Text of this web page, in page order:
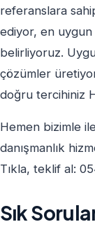
referanslara
ediyor, en
belirliyoruz.
çözümler
doğru tercihiniz
Hemen bizimle
danışmanlık
Tıkla, teklif al:
Sık